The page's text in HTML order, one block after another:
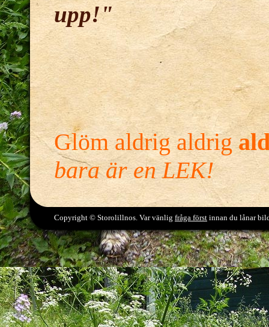
upp!"
Glöm aldrig aldrig
bara är en LEK!
Copyright © Storolillnos. Var vänlig fråga först innan du lånar